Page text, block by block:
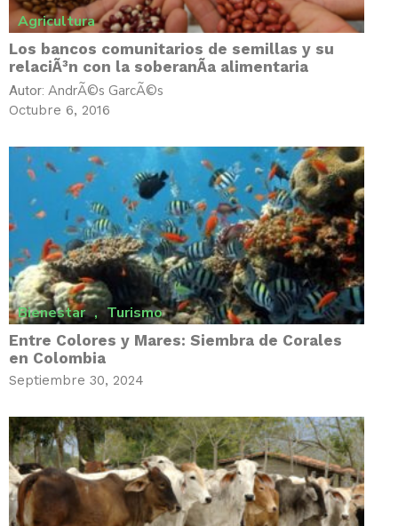
Agricultura
Los bancos comunitarios de semillas y su
relaciÃ³n con la soberanÃ­a alimentaria
Autor: AndrÃ©s GarcÃ©s
Octubre 6, 2016
Bienestar , Turismo
Entre Colores y Mares: Siembra de Corales
en Colombia
Septiembre 30, 2024